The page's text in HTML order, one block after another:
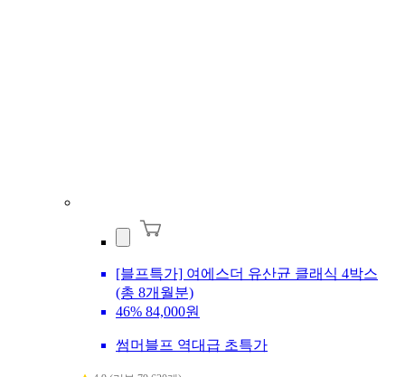
[블프특가] 여에스더 유산균 클래식 4박스
(총 8개월분)
46% 84,000원
썸머블프 역대급 초특가